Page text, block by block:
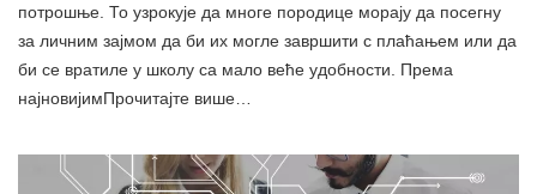
потрошње. То узрокује да многе породице морају да посегну
за личним зајмом да би их могле завршити с плаћањем или да
би се вратиле у школу са мало веће удобности. Према
најновијимПрочитајте више…